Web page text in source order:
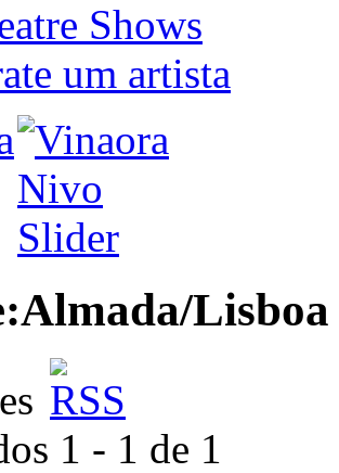
Shows
um artista
Almada/Lisboa
1 - 1 de 1